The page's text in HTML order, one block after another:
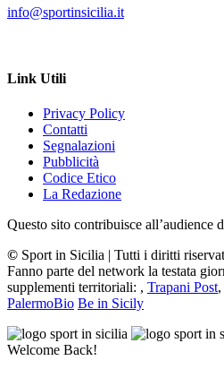
info@sportinsicilia.it
Link Utili
Privacy Policy
Contatti
Segnalazioni
Pubblicità
Codice Etico
La Redazione
Questo sito contribuisce all’audience
© Sport in Sicilia | Tutti i diritti
Fanno parte del network la testata
supplementi territoriali: , Trapani Post,
PalermoBio Be in Sicily
Welcome Back!